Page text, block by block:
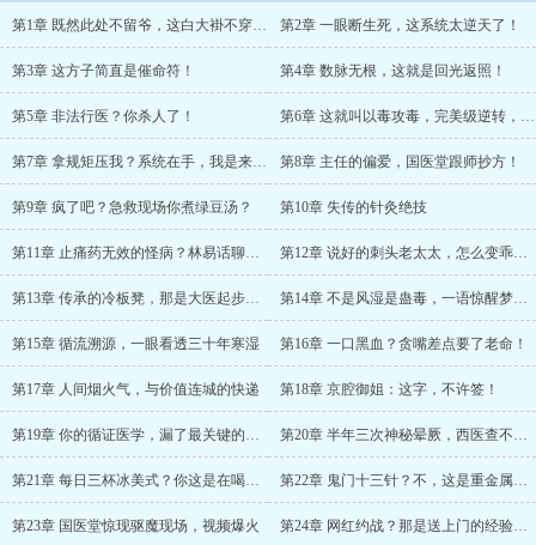
第1章 既然此处不留爷，这白大褂不穿也罢 第2章 一眼断生死，这系统太逆天了！
第3章 这方子简直是催命符！ 第4章 数脉无根，这就是回光返照！
第5章 非法行医？你杀人了！ 第6章 这就叫以毒攻毒，完美级逆转，掉落古籍残页！
第7章 拿规矩压我？系统在手，我是来刷怪的！ 第8章 主任的偏爱，国医堂跟师抄方！
第9章 疯了吧？急救现场你煮绿豆汤？ 第10章 失传的针灸绝技
第11章 止痛药无效的怪病？林易话聊十分钟解决！ 第12章 说好的刺头老太太，怎么变乖了？
第13章 传承的冷板凳，那是大医起步的地方 第14章 不是风湿是蛊毒，一语惊醒梦中人！
第15章 循流溯源，一眼看透三十年寒湿 第16章 一口黑血？贪嘴差点要了老命！
第17章 人间烟火气，与价值连城的快递 第18章 京腔御姐：这字，不许签！
第19章 你的循证医学，漏了最关键的一环 第20章 半年三次神秘晕厥，西医查不出病？
第21章 每日三杯冰美式？你这是在喝毒药！ 第22章 鬼门十三针？不，这是重金属解毒现场！
第23章 国医堂惊现驱魔现场，视频爆火 第24章 网红约战？那是送上门的经验包！